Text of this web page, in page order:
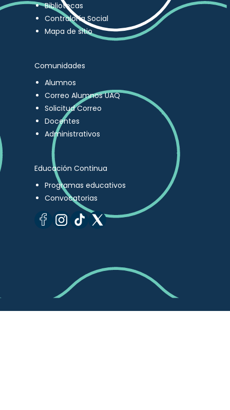
Bibliotecas
Contraloría Social
Mapa de sitio
Comunidades
Alumnos
Correo Alumnos UAQ
Solicitud Correo
Docentes
Administrativos
Educación Continua
Programas educativos
Convocatorias